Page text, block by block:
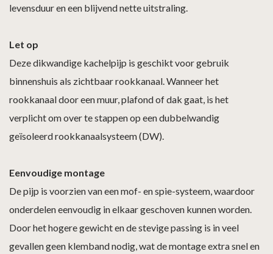
levensduur en een blijvend nette uitstraling.
Let op
Deze dikwandige kachelpijp is geschikt voor gebruik
binnenshuis als zichtbaar rookkanaal. Wanneer het
rookkanaal door een muur, plafond of dak gaat, is het
verplicht om over te stappen op een dubbelwandig
geïsoleerd rookkanaalsysteem (DW).
Eenvoudige montage
De pijp is voorzien van een mof- en spie-systeem, waardoor
onderdelen eenvoudig in elkaar geschoven kunnen worden.
Door het hogere gewicht en de stevige passing is in veel
gevallen geen klemband nodig, wat de montage extra snel en